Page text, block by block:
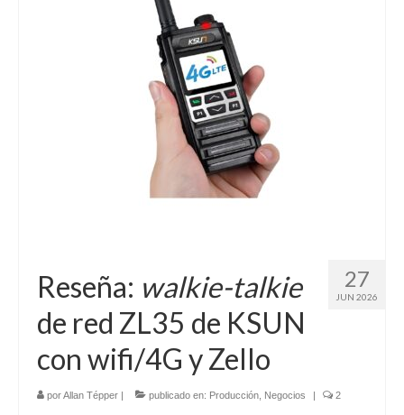
27
JUN 2026
Reseña: walkie-talkie
de red ZL35 de KSUN
con wifi/4G y Zello
porAllan Tépper publicado en: Producción Negocios 2